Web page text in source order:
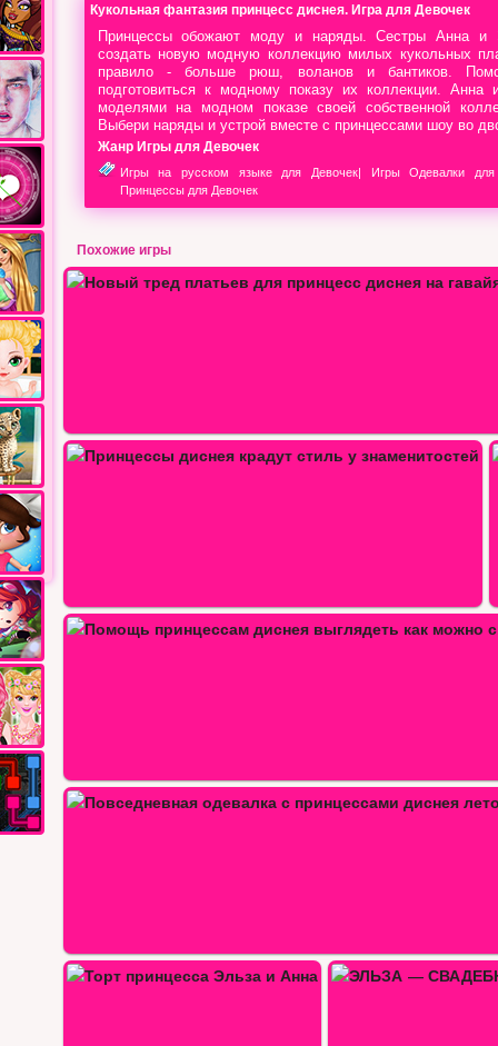
Кукольная фантазия принцесс диснея. Игра для Девочек
Принцессы обожают моду и наряды. Сестры Анна и
создать новую модную коллекцию милых кукольных
правило - больше рюш, воланов и бантиков.
подготовиться к модному показу их коллекции. Анна
моделями на модном показе своей собственной
Выбери наряды и устрой вместе с принцессами шоу во
Жанр Игры для Девочек
Игры на русском языке для Девочек|
Игры Одевалки для
Принцессы для Девочек
Похожие игры
Невероятное Лолита шоу с…
Выпускной вечер принцесс Диснея
Принцессы Эльза и Анна создают…
ЭЛЬЗА — СВАДЕБНЫЙ…